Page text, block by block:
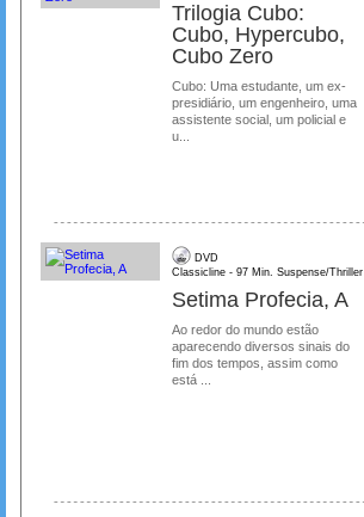
Trilogia Cubo:
Cubo, Hypercubo,
Cubo Zero
Cubo: Uma estudante, um ex-
presidiário, um engenheiro, uma
assistente social, um policial e
u...
DVD
Classicline - 97 Min. Suspense/Thriller
Setima Profecia, A
Ao redor do mundo estão
aparecendo diversos sinais do
fim dos tempos, assim como
está ...